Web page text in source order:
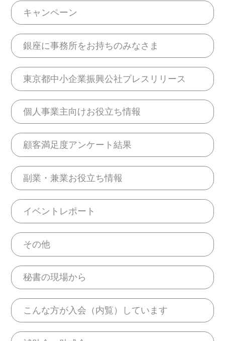
キャンペーン
銀座に事務所をお持ちのみなさま
東京都中小企業振興公社プレスリリース
個人事業主向けお役立ち情報
顧客満足度アンケート結果
副業・兼業お役立ち情報
イベントレポート
その他
秘書の現場から
こんな方が入会（内覧）しています